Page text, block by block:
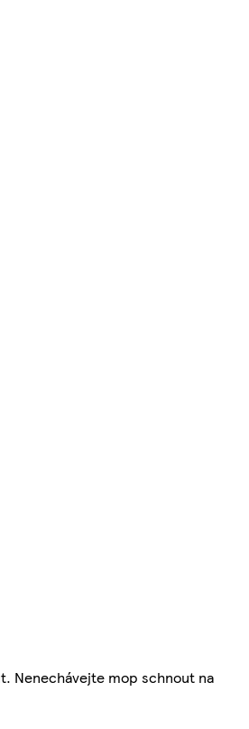
Nenechávejte mop schnout na